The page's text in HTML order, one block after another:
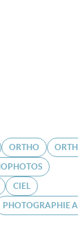
ORTHO
CIEL
PHOTOGRAPHIE